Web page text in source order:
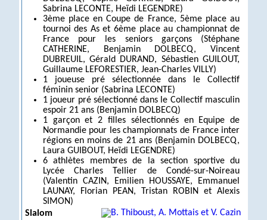
Sabrina LECONTE, Heïdi LEGENDRE)
3ème place en Coupe de France, 5ème place au
tournoi des As et 6ème place au championnat de
France pour les seniors garçons (Stéphane
CATHERINE, Benjamin DOLBECQ, Vincent
DUBREUIL, Gérald DURAND, Sébastien GUILOUT,
Guillaume LEFORESTIER, Jean-Charles VILLY)
1 joueuse pré sélectionnée dans le Collectif
féminin senior (Sabrina LECONTE)
1 joueur pré sélectionné dans le Collectif masculin
espoir 21 ans (Benjamin DOLBECQ)
1 garçon et 2 filles sélectionnés en Equipe de
Normandie pour les championnats de France inter
régions en moins de 21 ans (Benjamin DOLBECQ,
Laura GUIBOUT, Heïdi LEGENDRE)
6 athlètes membres de la section sportive du
Lycée Charles Tellier de Condé-sur-Noireau
(Valentin CAZIN, Emilien HOUSSAYE, Emmanuel
LAUNAY, Florian PEAN, Tristan ROBIN et Alexis
SIMON)
Slalom